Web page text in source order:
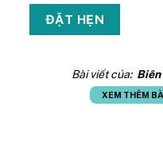
Bài viết của:
XEM THÊM